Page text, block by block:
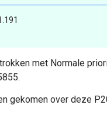
met Normale
gekomen over deze